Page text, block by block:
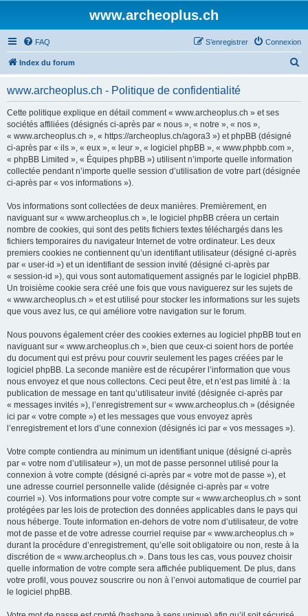
www.archeoplus.ch
FAQ Connexion
S’enregistrer
Index du forum
www.archeoplus.ch - Politique de confidentialité
Cette politique explique en détail comment « www.archeoplus.ch » et ses
sociétés affiliées (désignés ci-après par « nous », « notre », « nos »,
« www.archeoplus.ch », « https://archeoplus.ch/agora3 ») et phpBB (désigné
ci-après par « ils », « eux », « leur », « logiciel phpBB », « www.phpbb.com »,
« phpBB Limited », « Équipes phpBB ») utilisent n’importe quelle information
collectée pendant n’importe quelle session d’utilisation de votre part (désignée
ci-après par « vos informations »).
Vos informations sont collectées de deux manières. Premièrement, en
naviguant sur « www.archeoplus.ch », le logiciel phpBB créera un certain
nombre de cookies, qui sont des petits fichiers textes téléchargés dans les
fichiers temporaires du navigateur Internet de votre ordinateur. Les deux
premiers cookies ne contiennent qu’un identifiant utilisateur (désigné ci-après
par « user-id ») et un identifiant de session invité (désigné ci-après par
« session-id »), qui vous sont automatiquement assignés par le logiciel phpBB.
Un troisième cookie sera créé une fois que vous naviguerez sur les sujets de
« www.archeoplus.ch » et est utilisé pour stocker les informations sur les sujets
que vous avez lus, ce qui améliore votre navigation sur le forum.
Nous pouvons également créer des cookies externes au logiciel phpBB tout en
naviguant sur « www.archeoplus.ch », bien que ceux-ci soient hors de portée
du document qui est prévu pour couvrir seulement les pages créées par le
logiciel phpBB. La seconde manière est de récupérer l’information que vous
nous envoyez et que nous collectons. Ceci peut être, et n’est pas limité à : la
publication de message en tant qu’utilisateur invité (désignée ci-après par
« messages invités »), l’enregistrement sur « www.archeoplus.ch » (désignée
ici par « votre compte ») et les messages que vous envoyez après
l’enregistrement et lors d’une connexion (désignés ici par « vos messages »).
Votre compte contiendra au minimum un identifiant unique (désigné ci-après
par « votre nom d’utilisateur »), un mot de passe personnel utilisé pour la
connexion à votre compte (désigné ci-après par « votre mot de passe »), et
une adresse courriel personnelle valide (désignée ci-après par « votre
courriel »). Vos informations pour votre compte sur « www.archeoplus.ch » sont
protégées par les lois de protection des données applicables dans le pays qui
nous héberge. Toute information en-dehors de votre nom d’utilisateur, de votre
mot de passe et de votre adresse courriel requise par « www.archeoplus.ch »
durant la procédure d’enregistrement, qu’elle soit obligatoire ou non, reste à la
discrétion de « www.archeoplus.ch ». Dans tous les cas, vous pouvez choisir
quelle information de votre compte sera affichée publiquement. De plus, dans
votre profil, vous pouvez souscrire ou non à l’envoi automatique de courriel par
le logiciel phpBB.